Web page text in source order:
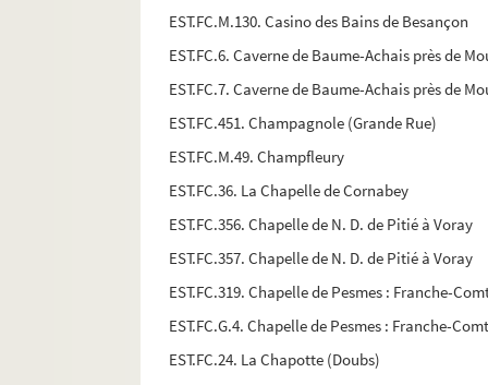
EST.FC.M.130. Casino des Bains de Besançon
EST.FC.6. Caverne de Baume-Achais près de
EST.FC.7. Caverne de Baume-Achais près de
EST.FC.451. Champagnole (Grande Rue)
EST.FC.M.49. Champfleury
EST.FC.36. La Chapelle de Cornabey
EST.FC.356. Chapelle de N. D. de Pitié à Voray
EST.FC.357. Chapelle de N. D. de Pitié à Voray
EST.FC.319. Chapelle de Pesmes : Franche-
EST.FC.G.4. Chapelle de Pesmes : Franche-
EST.FC.24. La Chapotte (Doubs)